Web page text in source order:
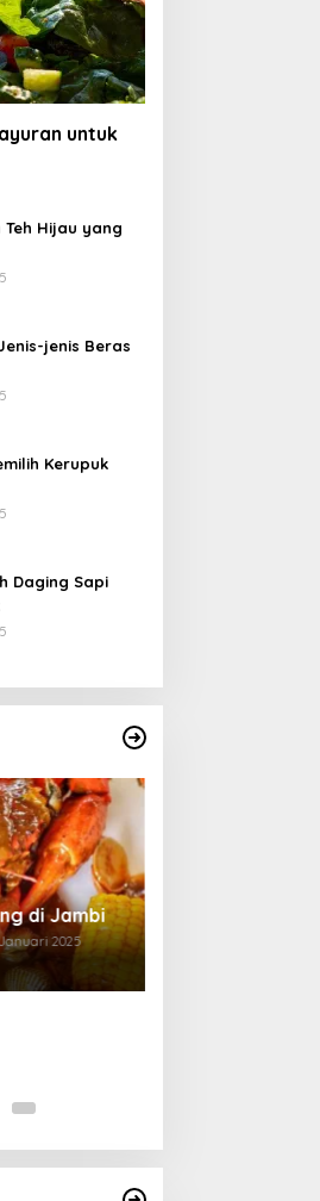
untuk
Teh Hijau yang
jenis Beras
Kerupuk
Daging Sapi
Jambi
2025